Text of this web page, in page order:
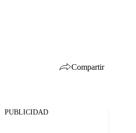
Compartir
PUBLICIDAD